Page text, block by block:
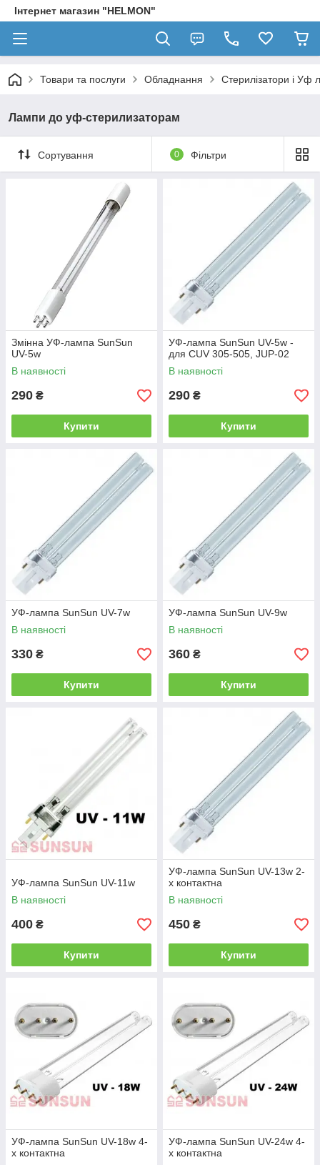
Інтернет магазин "HELMON"
Товари та послуги Обладнання Стерилізатори і Уф
Лампи до уф-стерилизаторам
Сортування 0 Фільтри
Змінна УФ-лампа SunSun
UV-5w
В наявності
290 ₴
Купити
УФ-лампа SunSun UV-5w -
для CUV 305-505, JUP-02
В наявності
290 ₴
Купити
УФ-лампа SunSun UV-7w
В наявності
330 ₴
Купити
УФ-лампа SunSun UV-9w
В наявності
360 ₴
Купити
УФ-лампа SunSun UV-11w
В наявності
400 ₴
Купити
УФ-лампа SunSun UV-13w 2-
х контактна
В наявності
450 ₴
Купити
УФ-лампа SunSun UV-18w 4-
х контактна
УФ-лампа SunSun UV-24w 4-
х контактна